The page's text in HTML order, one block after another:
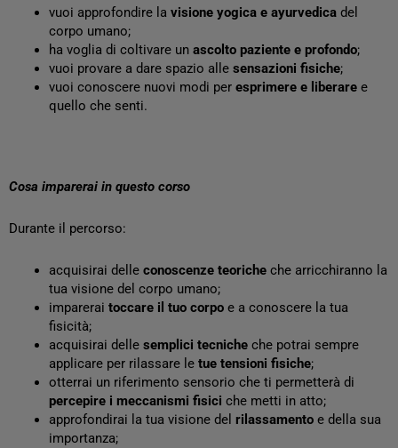
vuoi approfondire la visione yogica e ayurvedica del
corpo umano;
ha voglia di coltivare un ascolto paziente e profondo;
vuoi provare a dare spazio alle sensazioni fisiche;
vuoi conoscere nuovi modi per esprimere e liberare e
quello che senti.
Cosa imparerai in questo corso
Durante il percorso:
acquisirai delle conoscenze teoriche che arricchiranno la
tua visione del corpo umano;
imparerai toccare il tuo corpo e a conoscere la tua
fisicità;
acquisirai delle semplici tecniche che potrai sempre
applicare per rilassare le tue tensioni fisiche;
otterrai un riferimento sensorio che ti permetterà di
percepire i meccanismi fisici che metti in atto;
approfondirai la tua visione del rilassamento e della sua
importanza;